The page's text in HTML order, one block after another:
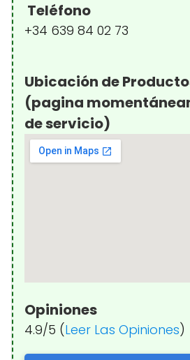
Teléfono
+34 639 84 02 73
Ubicación de
(pagina
de servicio)
Opiniones
4.9/5 (Leer Las Opiniones)